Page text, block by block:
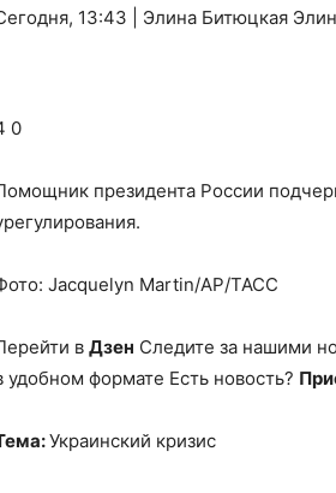
13:43 | Элина Битюцкая
0
президента России
Jacquelyn Martin/AP/ТАСС
в Дзен Следите за нашими
удобном формате Есть новость?
Украинский кризис